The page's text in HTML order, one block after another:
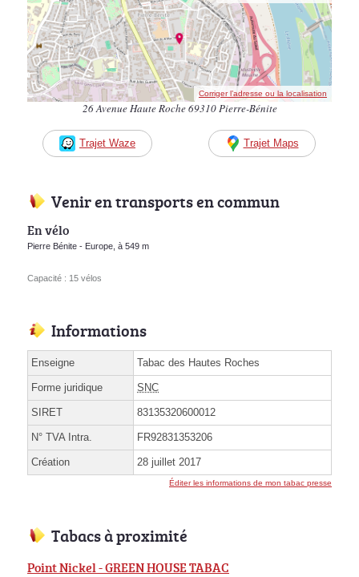
Corriger l’adresse ou la localisation
26 Avenue Haute Roche 69310 Pierre-Bénite
Trajet Waze Trajet Maps
Venir en transports en commun
En vélo
Pierre Bénite - Europe, à 549 m
Capacité : 15 vélos
Informations
Enseigne Tabac des Hautes Roches
Forme juridique SNC
SIRET 83135320600012
N° TVA Intra. FR92831353206
Création 28 juillet 2017
Éditer les informations de mon tabac presse
Tabacs à proximité
Point Nickel - GREEN HOUSE TABAC